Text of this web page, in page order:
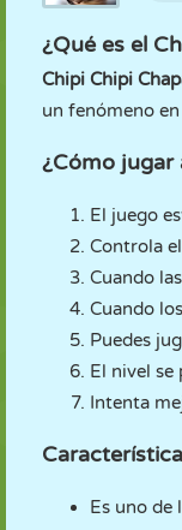
¿Qué es el
Chipi Chipi
un fenómeno
¿Cómo jugar
El juego
Controla
Cuando
Cuando
Puedes
El nivel se
Intenta
Es uno de